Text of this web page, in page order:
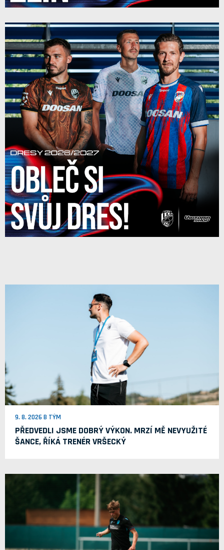
9. 8. 2026 B TÝM
PŘEDVEDLI JSME DOBRÝ VÝKON. MRZÍ MĚ NEVYUŽITÉ
ŠANCE, ŘÍKÁ TRENÉR VRŠECKÝ